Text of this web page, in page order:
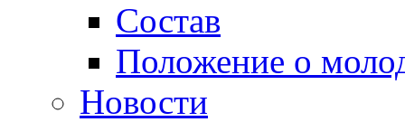
Состав
Положение о
Новости